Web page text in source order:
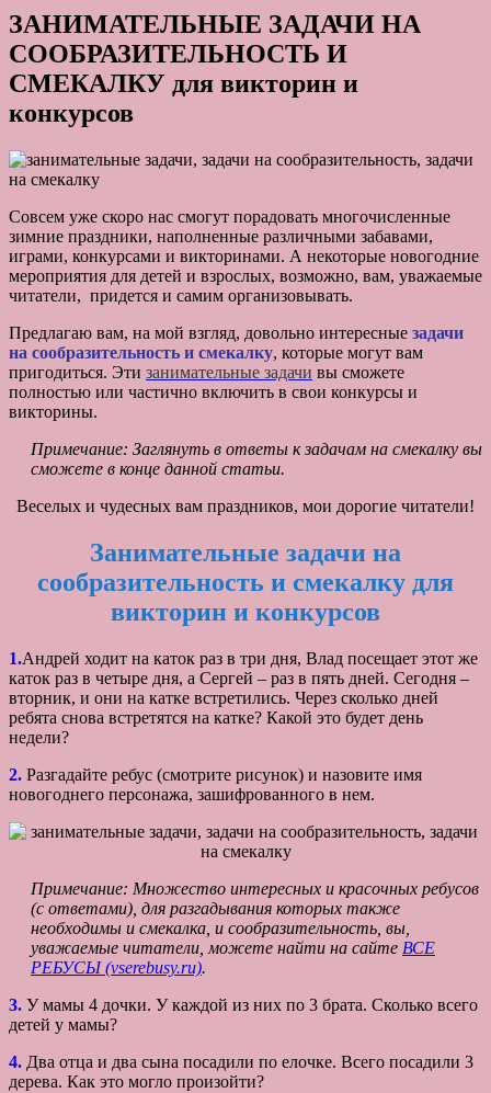
ЗАНИМАТЕЛЬНЫЕ ЗАДАЧИ НА
СООБРАЗИТЕЛЬНОСТЬ И
СМЕКАЛКУ для викторин и
конкурсов
Совсем уже скоро нас смогут порадовать многочисленные
зимние праздники, наполненные различными забавами,
играми, конкурсами и викторинами. А некоторые новогодние
мероприятия для детей и взрослых, возможно, вам, уважаемые
читатели, придется и самим организовывать.
Предлагаю вам, на мой взгляд, довольно интересные задачи
на сообразительность и смекалку, которые могут вам
пригодиться. Эти занимательные задачи вы сможете
полностью или частично включить в свои конкурсы и
викторины.
Примечание: Заглянуть в ответы к задачам на смекалку вы
сможете в конце данной статьи.
Веселых и чудесных вам праздников, мои дорогие читатели!
Занимательные задачи на
сообразительность и смекалку для
викторин и конкурсов
1.Андрей ходит на каток раз в три дня, Влад посещает этот же
каток раз в четыре дня, а Сергей – раз в пять дней. Сегодня –
вторник, и они на катке встретились. Через сколько дней
ребята снова встретятся на катке? Какой это будет день
недели?
2. Разгадайте ребус (смотрите рисунок) и назовите имя
новогоднего персонажа, зашифрованного в нем.
Примечание: Множество интересных и красочных ребусов
(с ответами), для разгадывания которых также
необходимы и смекалка, и сообразительность, вы,
уважаемые читатели, можете найти на сайте ВСЕ
РЕБУСЫ (vserebusy.ru).
3. У мамы 4 дочки. У каждой из них по 3 брата. Сколько всего
детей у мамы?
4. Два отца и два сына посадили по елочке. Всего посадили 3
дерева. Как это могло произойти?